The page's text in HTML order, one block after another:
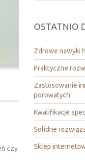
czy
OSTATNIO
Zdrowe nawyki
Praktyczne
Zastosowanie
porowatych
Kwalifikacje
Solidne
Sklep